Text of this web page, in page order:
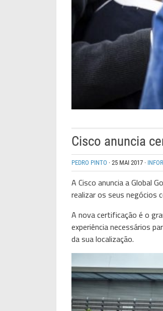
Cisco anuncia
PEDRO PINTO · 25 MAI 2017 ·
A Cisco anuncia a Global
realizar os seus negócios
A nova certificação é o
experiência necessários
da sua localização.